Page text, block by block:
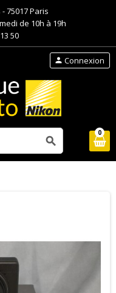
75017 Paris
de 10h à 19h
50
search
person Connexion
0